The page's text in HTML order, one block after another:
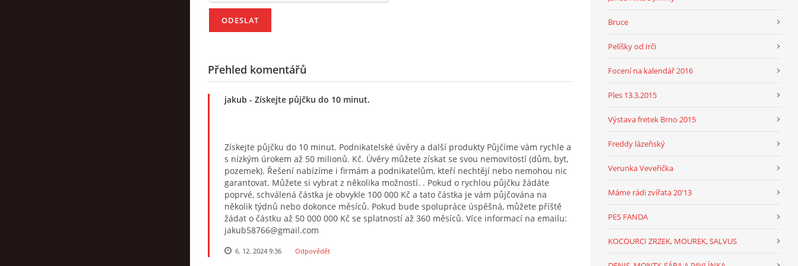
Přehled komentářů
jakub - Získejte půjčku do 10 minut.
Získejte půjčku do 10 minut. Podnikatelské úvěry a další produkty Půjčíme vám rychle a
s nízkým úrokem až 50 milionů. Kč. Úvěry můžete získat se svou nemovitostí (dům, byt,
pozemek). Řešení nabízíme i firmám a podnikatelům, kteří nechtějí nebo nemohou nic
garantovat. Můžete si vybrat z několika možností. . Pokud o rychlou půjčku žádáte
poprvé, schválená částka je obvykle 100 000 Kč a tato částka je vám půjčována na
několik týdnů nebo dokonce měsíců. Pokud bude spolupráce úspěšná, můžete příště
žádat o částku až 50 000 000 Kč se splatností až 360 měsíců. Více informací na emailu:
jakub58766@gmail.com
6. 12. 2024 9:36 Odpovědět
Bruce
Pelíšky od Irči
Focení na kalendář 2016
Ples 13.3.2015
Výstava fretek Brno 2015
Freddy lázeňský
Verunka Veveřička
Máme rádi zvířata 20'13
PES FANDA
KOCOURCI ZRZEK, MOUREK, SALVUS